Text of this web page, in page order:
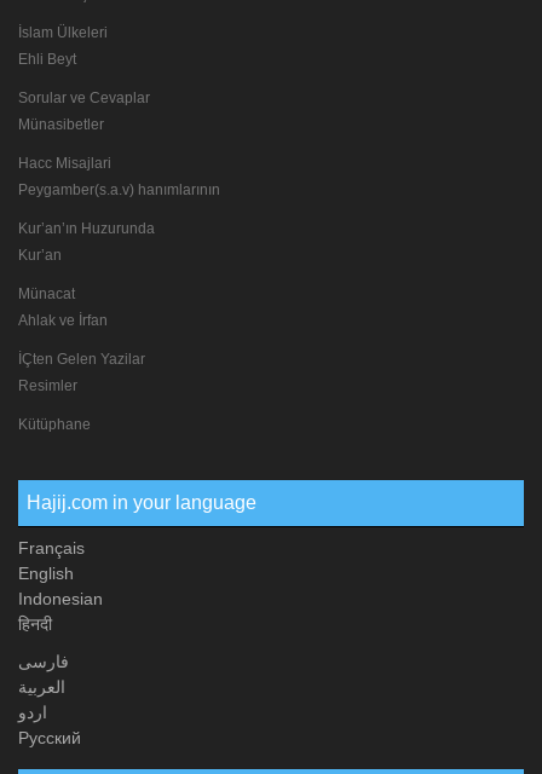
İslam Ülkeleri
Ehli Beyt
Sorular ve Cevaplar
Münasibetler
Hacc Misajlari
Peygamber(s.a.v) hanımlarının
Kur’an’ın Huzurunda
Kur’an
Münacat
Ahlak ve İrfan
İÇten Gelen Yazilar
Resimler
Kütüphane
Hajij.com in your language
Français
English
Indonesian
हिनदी
فارسی
العربیة
اردو
Русский